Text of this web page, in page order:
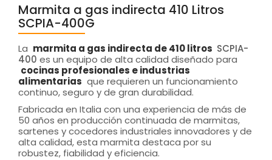
Marmita a gas indirecta 410 Litros
SCPIA-400G
La marmita a gas indirecta de 410 litros SCPIA-
400 es un equipo de alta calidad diseñado para
cocinas profesionales e industrias
alimentarias que requieren un funcionamiento
continuo, seguro y de gran durabilidad.
Fabricada en Italia con una experiencia de más de
50 años en producción continuada de marmitas,
sartenes y cocedores industriales innovadores y de
alta calidad, esta marmita destaca por su
robustez, fiabilidad y eficiencia.